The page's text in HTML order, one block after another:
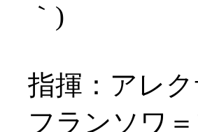
｀)
指揮：アレ
フランソワ